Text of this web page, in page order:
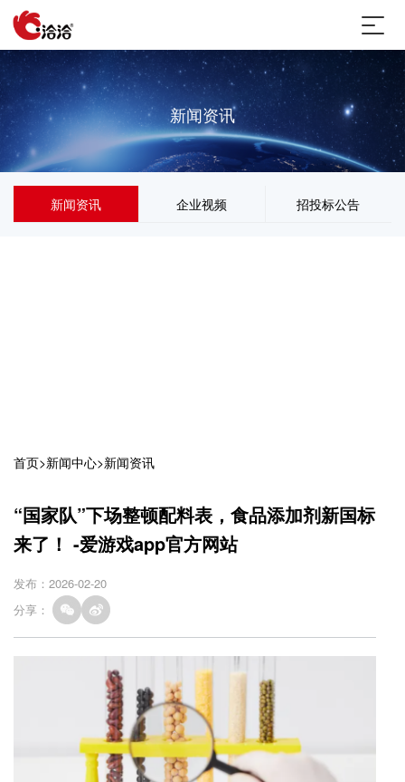
新闻资讯
新闻资讯 企业视频 招投标公告
首页>新闻中心>新闻资讯
“国家队”下场整顿配料表，食品添加剂新国标
来了！ -爱游戏app官方网站
发布：2026-02-20
分享：